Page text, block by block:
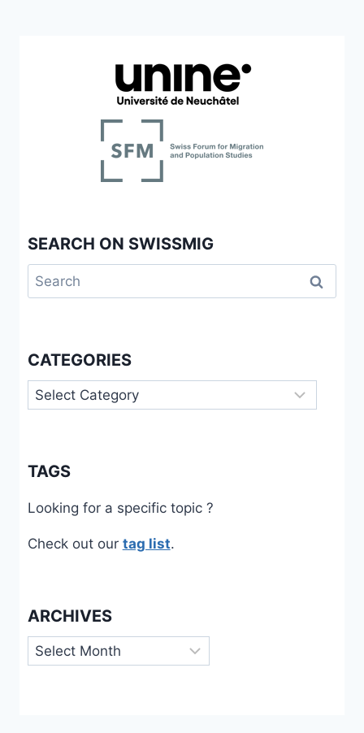
SEARCH ON SWISSMIG
Search
for:
CATEGORIES
Categories
TAGS
Looking for a specific topic ?
Check out our tag list.
ARCHIVES
Archives